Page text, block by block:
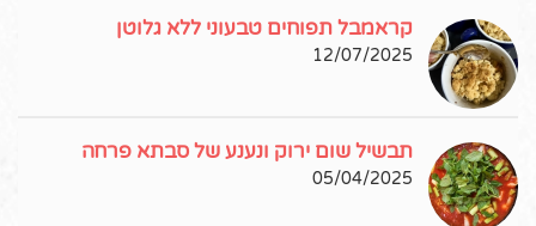
קראמבל תפוחים טבעוני ללא גלוטן
12/07/2025
תבשיל שום ירוק ונענע של סבתא פרחה
05/04/2025